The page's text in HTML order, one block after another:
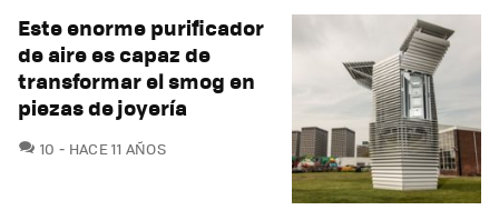
Este enorme purificador
de aire es capaz de
transformar el smog en
piezas de joyería
10 COMENTARIOS
HACE 11 AÑOS